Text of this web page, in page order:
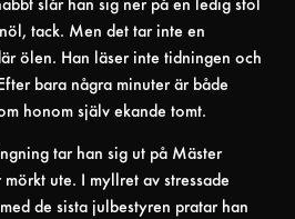
slår han sig ner på en ledig stol
tack. Men det tar inte en
ölen. Han läser inte tidningen och
bara några minuter är både
honom själv ekande tomt.
tar han sig ut på Mäster
ute. I myllret av stressade
de sista julbestyren pratar han